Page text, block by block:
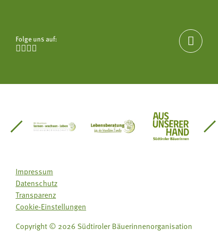
Folge uns auf:


Südtirol
Gärtnervereinigung
Sozialgenossenschaft Mit Bäuerinnen lernen -
Lebensberatung für dieAus unserer
Impressum
Datenschutz
Transparenz
Cookie-Einstellungen
Copyright © 2026 Südtiroler Bäuerinnenorganisation